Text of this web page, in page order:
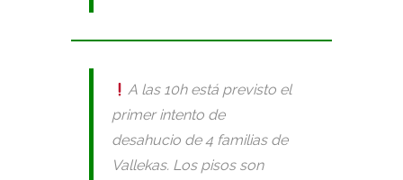
A las 10h está previsto el
primer intento de
desahucio de 4 familias de
Vallekas. Los pisos son